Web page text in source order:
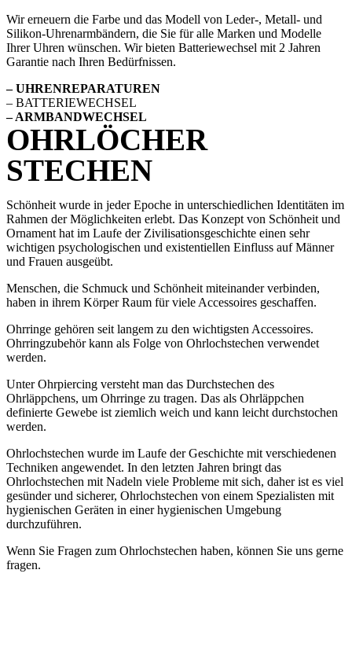
Wir erneuern die Farbe und das Modell von Leder-, Metall- und
Silikon-Uhrenarmbändern, die Sie für alle Marken und Modelle
Ihrer Uhren wünschen. Wir bieten Batteriewechsel mit 2 Jahren
Garantie nach Ihren Bedürfnissen.
– UHRENREPARATUREN
– BATTERIEWECHSEL
– ARMBANDWECHSEL
OHRLÖCHER
STECHEN
Schönheit wurde in jeder Epoche in unterschiedlichen Identitäten im
Rahmen der Möglichkeiten erlebt. Das Konzept von Schönheit und
Ornament hat im Laufe der Zivilisationsgeschichte einen sehr
wichtigen psychologischen und existentiellen Einfluss auf Männer
und Frauen ausgeübt.
Menschen, die Schmuck und Schönheit miteinander verbinden,
haben in ihrem Körper Raum für viele Accessoires geschaffen.
Ohrringe gehören seit langem zu den wichtigsten Accessoires.
Ohrringzubehör kann als Folge von Ohrlochstechen verwendet
werden.
Unter Ohrpiercing versteht man das Durchstechen des
Ohrläppchens, um Ohrringe zu tragen. Das als Ohrläppchen
definierte Gewebe ist ziemlich weich und kann leicht durchstochen
werden.
Ohrlochstechen wurde im Laufe der Geschichte mit verschiedenen
Techniken angewendet. In den letzten Jahren bringt das
Ohrlochstechen mit Nadeln viele Probleme mit sich, daher ist es viel
gesünder und sicherer, Ohrlochstechen von einem Spezialisten mit
hygienischen Geräten in einer hygienischen Umgebung
durchzuführen.
Wenn Sie Fragen zum Ohrlochstechen haben, können Sie uns gerne
fragen.